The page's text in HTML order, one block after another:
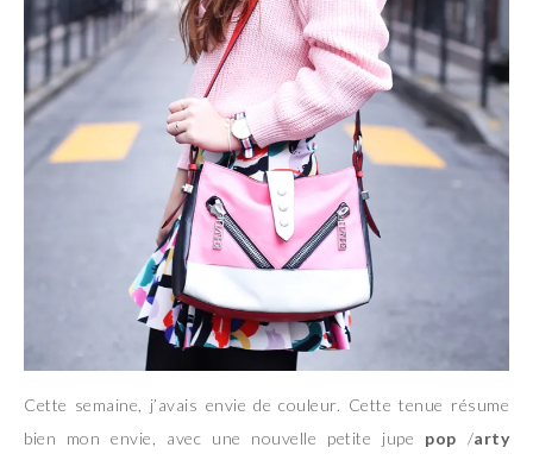
Cette semaine, j’avais envie de couleur. Cette tenue résume
bien mon envie, avec une nouvelle petite jupe pop /arty